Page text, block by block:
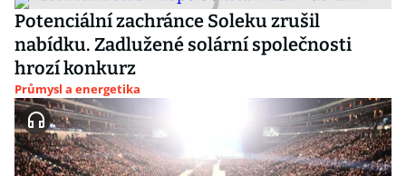
Potenciální zachránce Soleku zrušil
nabídku. Zadlužené solární společnosti
hrozí konkurz
Průmysl a energetika